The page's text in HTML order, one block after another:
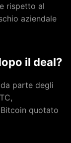
rispetto al
aziendale
il deal?
da parte degli
quotato